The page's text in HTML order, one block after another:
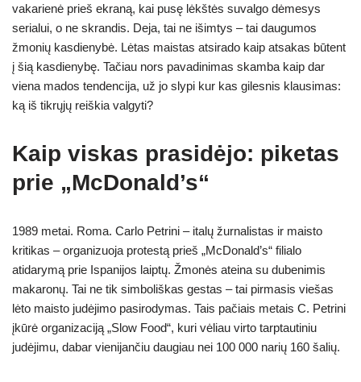
vakarienė prieš ekraną, kai pusę lėkštės suvalgo dėmesys
serialui, o ne skrandis. Deja, tai ne išimtys – tai daugumos
žmonių kasdienybė. Lėtas maistas atsirado kaip atsakas būtent
į šią kasdienybę. Tačiau nors pavadinimas skamba kaip dar
viena mados tendencija, už jo slypi kur kas gilesnis klausimas:
ką iš tikrųjų reiškia valgyti?
Kaip viskas prasidėjo: piketas
prie „McDonald’s“
1989 metai. Roma. Carlo Petrini – italų žurnalistas ir maisto
kritikas – organizuoja protestą prieš „McDonald’s“ filialo
atidarymą prie Ispanijos laiptų. Žmonės ateina su dubenimis
makaronų. Tai ne tik simboliškas gestas – tai pirmasis viešas
lėto maisto judėjimo pasirodymas. Tais pačiais metais C. Petrini
įkūrė organizaciją „Slow Food“, kuri vėliau virto tarptautiniu
judėjimu, dabar vienijančiu daugiau nei 100 000 narių 160 šalių.